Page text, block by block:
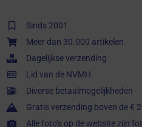
Sinds 2001
Meer dan 30.000 artikelen
Dagelijkse verzending
Lid van de NVMH
Diverse betaalmogelijkheden
Gratis verzending boven de €
Alle foto’s op de website zijn